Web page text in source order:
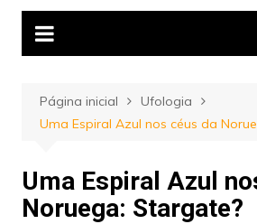
Página inicial
Ufologia
Uma Espiral Azul nos céus da
Uma Espiral Azul
Noruega: Stargate?